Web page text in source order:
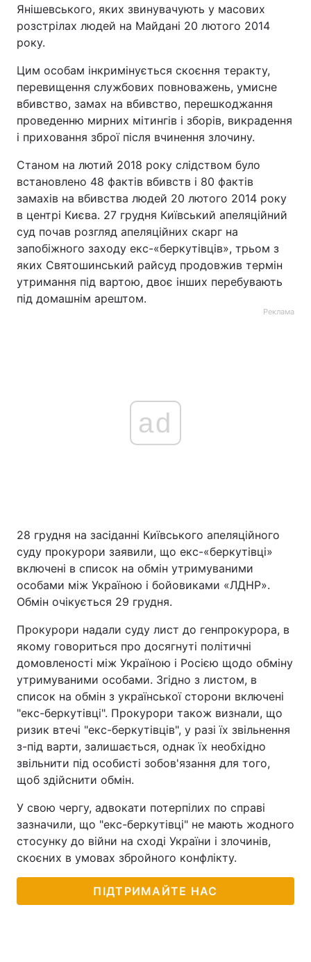
Янішевського, яких звинувачують у масових
розстрілах людей на Майдані 20 лютого 2014
року.
Цим особам інкримінується скоєння теракту,
перевищення службових повноважень, умисне
вбивство, замах на вбивство, перешкоджання
проведенню мирних мітингів і зборів, викрадення
і приховання зброї після вчинення злочину.
Станом на лютий 2018 року слідством було
встановлено 48 фактів вбивств і 80 фактів
замахів на вбивства людей 20 лютого 2014 року
в центрі Києва. 27 грудня Київський апеляційний
суд почав розгляд апеляційних скарг на
запобіжного заходу екс-«беркутівців», трьом з
яких Святошинський райсуд продовжив термін
утримання під вартою, двоє інших перебувають
під домашнім арештом.
Реклама
ad
28 грудня на засіданні Київського апеляційного
суду прокурори заявили, що екс-«беркутівці»
включені в список на обмін утримуваними
особами між Україною і бойовиками «ЛДНР».
Обмін очікується 29 грудня.
Прокурори надали суду лист до генпрокурора, в
якому говориться про досягнуті політичні
домовленості між Україною і Росією щодо обміну
утримуваними особами. Згідно з листом, в
список на обмін з української сторони включені
"екс-беркутівці". Прокурори також визнали, що
ризик втечі "екс-беркутівців", у разі їх звільнення
з-під варти, залишається, однак їх необхідно
звільнити під особисті зобов'язання для того,
щоб здійснити обмін.
У свою чергу, адвокати потерпілих по справі
зазначили, що "екс-беркутівці" не мають жодного
стосунку до війни на сході України і злочинів,
скоєних в умовах збройного конфлікту.
ПІДТРИМАЙТЕ НАС